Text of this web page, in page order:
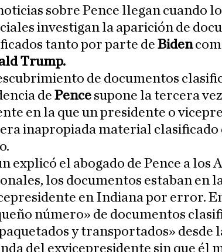
sobre Pence llegan cuando
investigan la aparición de
tanto por parte de Biden
Trump.
de documentos
de Pence supone la tercera
en la que un presidente o
inapropiada material clasificado
explicó el abogado de Pence a los
los documentos estaban en
en Indiana por error.
número» de documentos
y transportados» desde
del exvicepresidente sin que él